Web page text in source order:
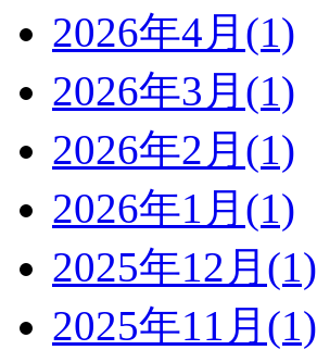
2026年4月(1)
2026年3月(1)
2026年2月(1)
2026年1月(1)
2025年12月(1)
2025年11月(1)